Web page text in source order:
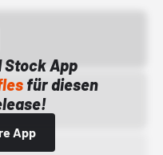
Stock App
für diesen
App